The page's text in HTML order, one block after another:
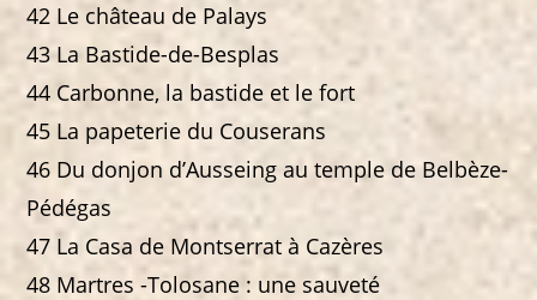
42 Le château de Palays
43 La Bastide-de-Besplas
44 Carbonne, la bastide et le fort
45 La papeterie du Couserans
46 Du donjon d’Ausseing au temple de Belbèze-
Pédégas
47 La Casa de Montserrat à Cazères
48 Martres -Tolosane : une sauveté